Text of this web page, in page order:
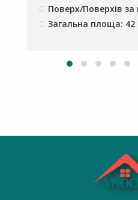
Поверх/Поверхів за
Загальна площа: 42